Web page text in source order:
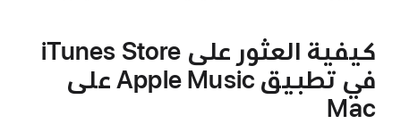
كيفية العثور على iTunes Store
في تطبيق Apple Music على
Mac